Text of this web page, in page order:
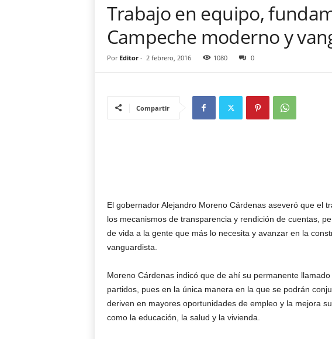
Trabajo en equipo,
Campeche moderno y
Por Editor- 2 febrero, 2016 1080 0
Compartir
El gobernador Alejandro Moreno Cárdenas aseveró que el
los mecanismos de transparencia y rendición de cuentas,
de vida a la gente que más lo necesita y avanzar en la
vanguardista.
Moreno Cárdenas indicó que de ahí su permanente
partidos, pues en la única manera en la que se podrán
deriven en mayores oportunidades de empleo y la mejora
como la educación, la salud y la vivienda.